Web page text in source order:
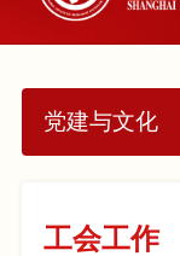
党建与文化
工会工作